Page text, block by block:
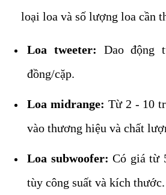
loại loa và số lượng loa cần
Loa tweeter: Dao động
đồng/cặp.
Loa midrange: Từ 2 - 10
vào thương hiệu và chất
Loa subwoofer: Có giá từ
tùy công suất và kích thước.